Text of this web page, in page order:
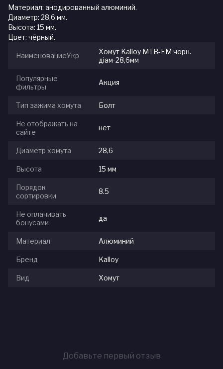
Материал: анодированный алюминий.
Диаметр: 28,6 мм.
Высота: 15 мм.
Цвет: чёрный.
НаименованиеУкр
Хомут Kalloy MTB-FM чорн.
діам-28,6мм
Популярные
фильтры
Акция
Тип зажима хомута Болт
Не отображать на
сайте
нет
Диаметр хомута 28,6
Высота 15 мм
Порядок
сортировки
8.5
Не оплачивать
бонусами
да
Материал Алюминий
Бренд Kalloy
Вид Хомут
Добавьте первый отзыв